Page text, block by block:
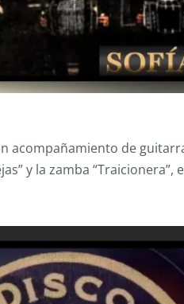
acompañamiento de
y la zamba “Traicionera”,